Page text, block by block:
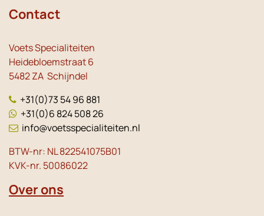
Contact
Voets Specialiteiten
Heidebloemstraat 6
5482 ZA Schijndel
+31(0)73 54 96 881
+31(0)6 824 508 26
info@voetsspecialiteiten.nl
BTW-nr: NL 822541075B01
KVK-nr. 50086022
Over ons